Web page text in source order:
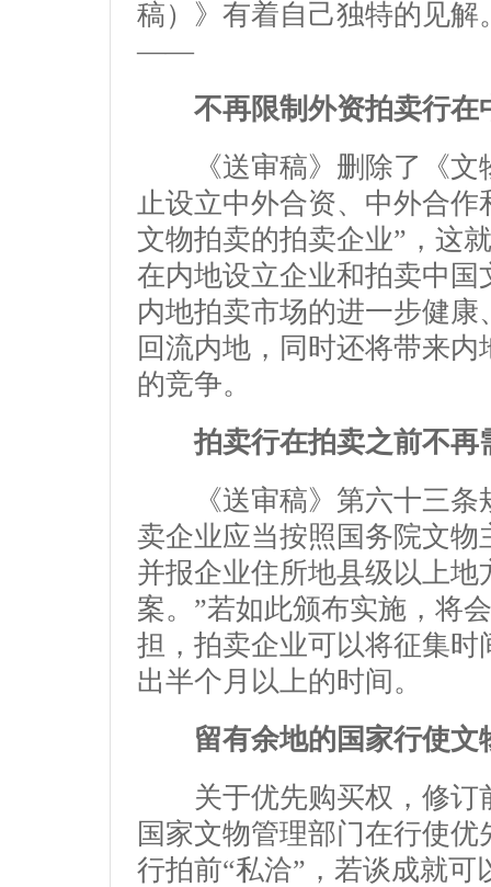
稿）》有着自己独特的见
——
不再限制外资拍卖行在
《送审稿》删除了《文
止设立中外合资、中外合
文物拍卖的拍卖企业”，这
在内地设立企业和拍卖中
内地拍卖市场的进一步健
回流内地，同时还将带来
的竞争。
拍卖行在拍卖之前不
《送审稿》第六十三条
卖企业应当按照国务院文
并报企业住所地县级以上
案。”若如此颁布实施，将
担，拍卖企业可以将征集
出半个月以上的时间。
留有余地的国家行使
关于优先购买权，修订
国家文物管理部门在行使
行拍前“私洽”，若谈成就可